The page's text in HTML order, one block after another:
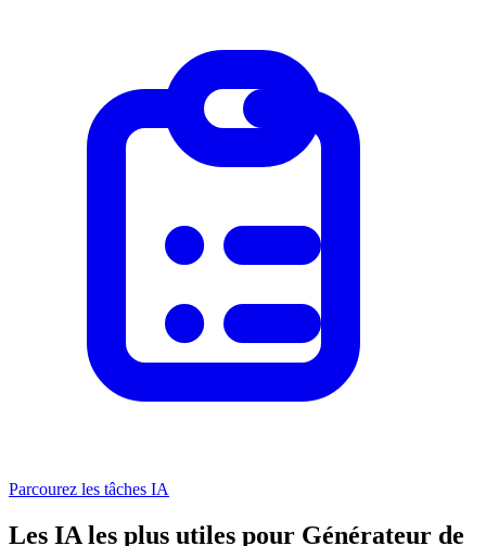
Parcourez les tâches IA
Les IA les plus utiles pour Générateur de